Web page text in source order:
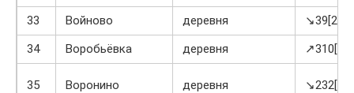
33
Войново деревня
↘39[28]
34
Воробьёвка деревня ↗310[28]
35 Воронино деревня ↘232[28]